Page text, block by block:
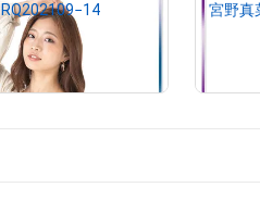
出し（初回販売）
宮野